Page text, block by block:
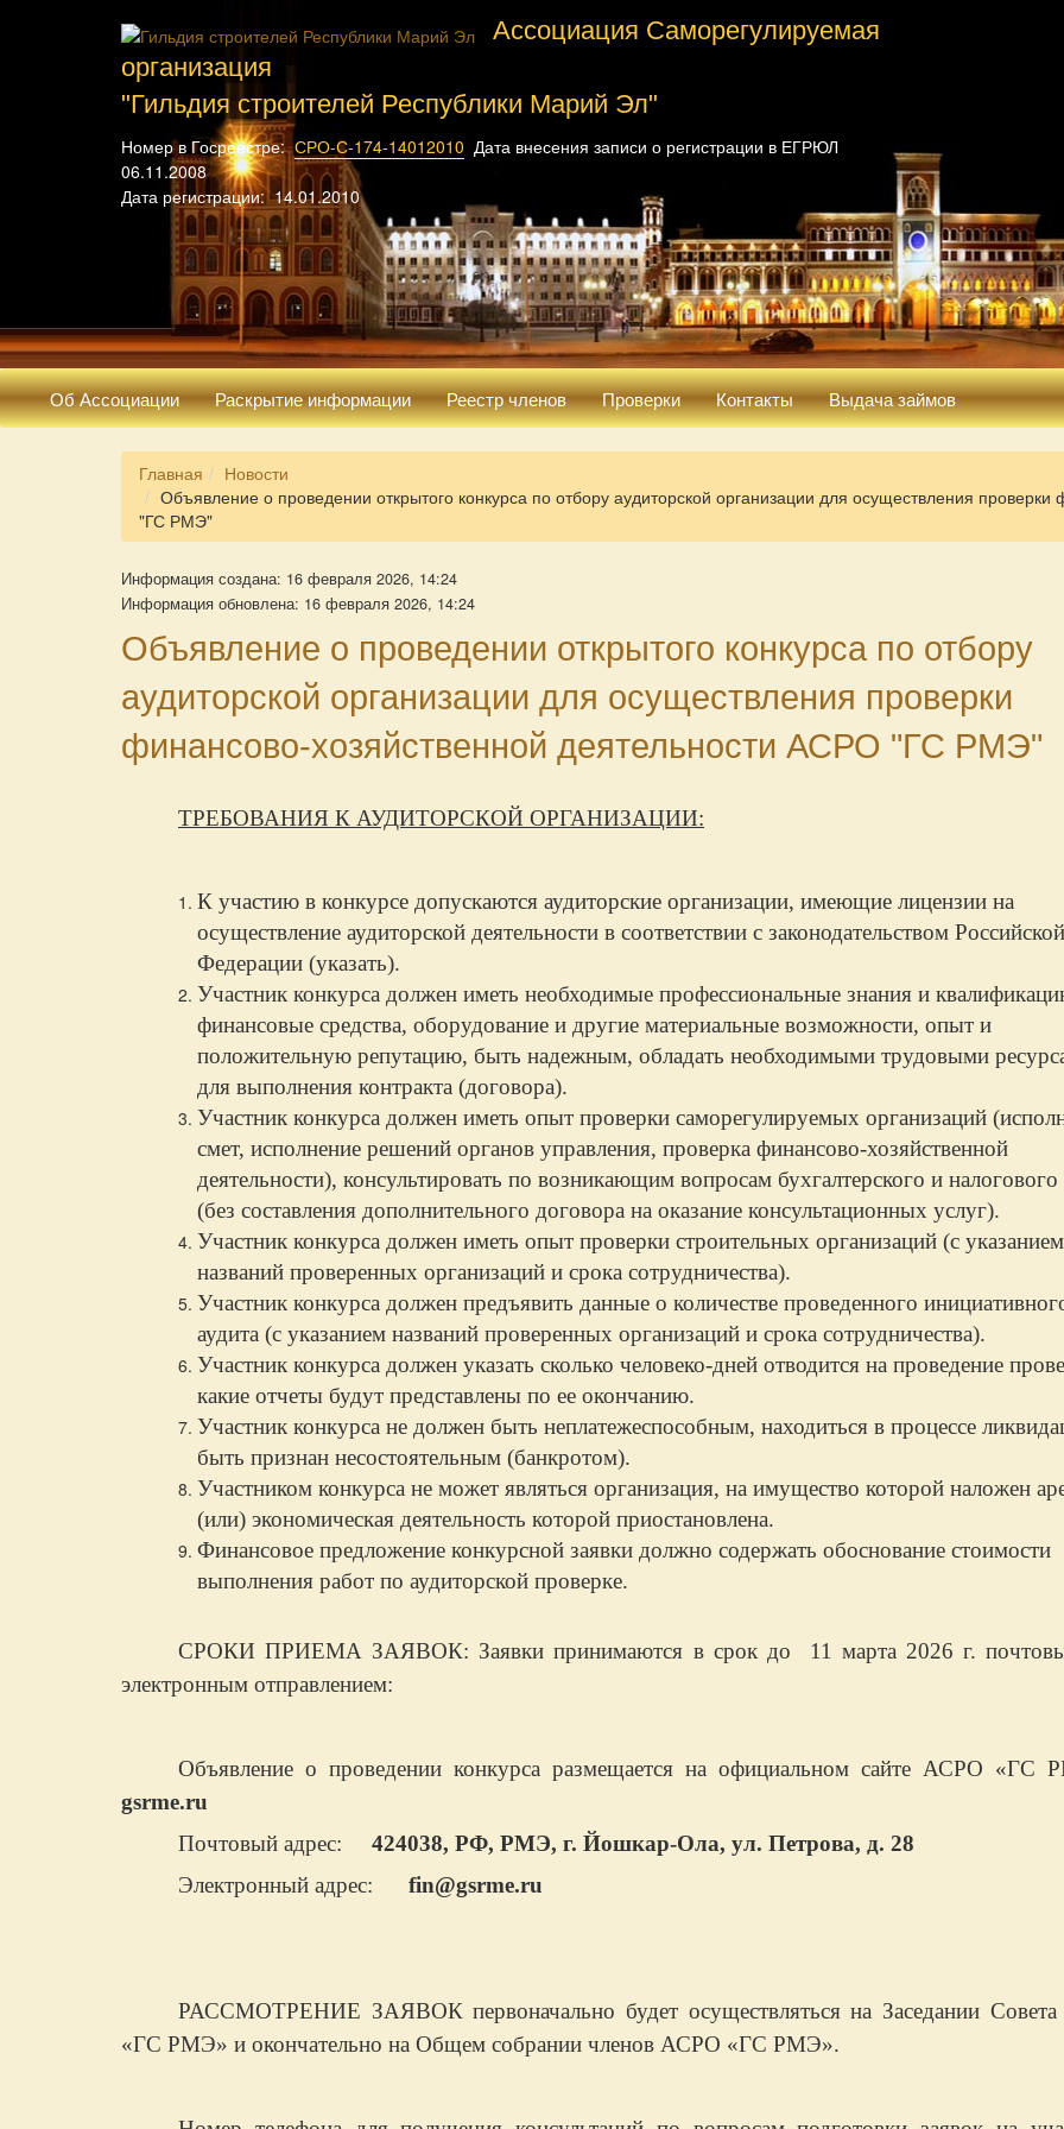
Ассоциация Саморегулируемая
организация
"Гильдия строителей Республики Марий Эл"
Номер в Госреестре:СРО-С-174-14012010 Дата внесения записи о регистрации в ЕГРЮЛ
06.11.2008
Дата регистрации: 14.01.2010
Об Ассоциации Раскрытие информации Реестр членов Проверки Контакты Выдача займов
Главная
Новости
Объявление о проведении открытого конкурса по отбору аудиторской организации для осуществления
"ГС РМЭ"
Информация создана: 16 февраля 2026, 14:24
Информация обновлена: 16 февраля 2026, 14:24
Объявление о проведении открытого конкурса по отбору
аудиторской организации для осуществления проверки
финансово-хозяйственной деятельности АСРО "ГС РМЭ"
ТРЕБОВАНИЯ К АУДИТОРСКОЙ ОРГАНИЗАЦИИ:
К участию в конкурсе допускаются аудиторские организации, имеющие лицензии на
осуществление аудиторской деятельности в соответствии с законодательством Российской
Федерации (указать).
Участник конкурса должен иметь необходимые профессиональные знания и
финансовые средства, оборудование и другие материальные возможности, опыт и
положительную репутацию, быть надежным, обладать необходимыми трудовыми
для выполнения контракта (договора).
Участник конкурса должен иметь опыт проверки саморегулируемых организаций
смет, исполнение решений органов управления, проверка финансово-хозяйственной
деятельности), консультировать по возникающим вопросам бухгалтерского и налогового
(без составления дополнительного договора на оказание консультационных услуг).
Участник конкурса должен иметь опыт проверки строительных организаций (с указанием
названий проверенных организаций и срока сотрудничества).
Участник конкурса должен предъявить данные о количестве проведенного
аудита (с указанием названий проверенных организаций и срока сотрудничества).
Участник конкурса должен указать сколько человеко-дней отводится на проведение
какие отчеты будут представлены по ее окончанию.
Участник конкурса не должен быть неплатежеспособным, находиться в процессе
быть признан несостоятельным (банкротом).
Участником конкурса не может являться организация, на имущество которой наложен
(или) экономическая деятельность которой приостановлена.
Финансовое предложение конкурсной заявки должно содержать обоснование стоимости
выполнения работ по аудиторской проверке.
СРОКИ ПРИЕМА ЗАЯВОК: Заявки принимаются в срок до 11 марта 2026 г.
электронным отправлением:
Объявление о проведении конкурса размещается на официальном сайте АСРО «ГС
gsrme.ru
Почтовый адрес: 424038, РФ, РМЭ, г. Йошкар-Ола, ул. Петрова, д. 28
Электронный адрес: fin@gsrme.ru
РАССМОТРЕНИЕ ЗАЯВОК первоначально будет осуществляться на Заседании
«ГС РМЭ» и окончательно на Общем собрании членов АСРО «ГС РМЭ».